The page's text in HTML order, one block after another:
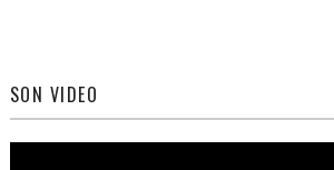
SON VIDEO